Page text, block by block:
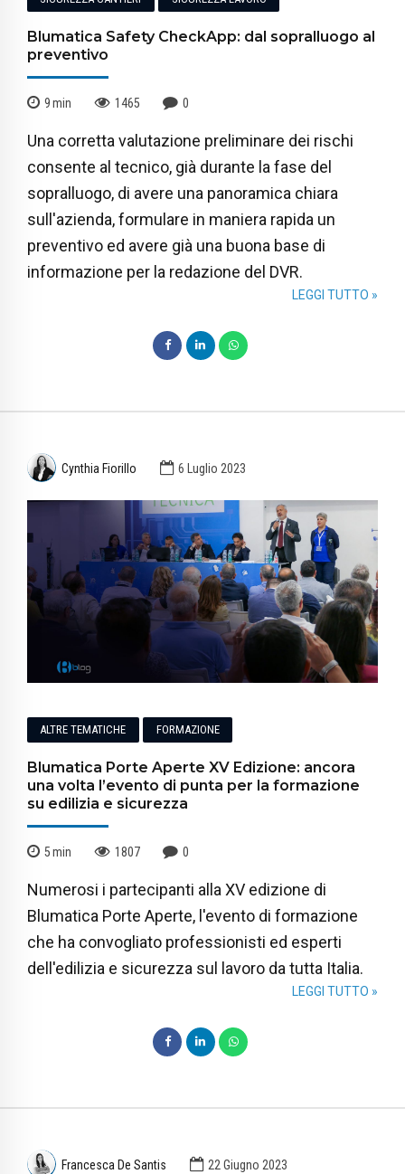
Blumatica Safety CheckApp: dal sopralluogo al
preventivo
9min 1465 0
Una corretta valutazione preliminare dei rischi
consente al tecnico, già durante la fase del
sopralluogo, di avere una panoramica chiara
sull'azienda, formulare in maniera rapida un
preventivo ed avere già una buona base di
informazione per la redazione del DVR.
LEGGI TUTTO »
Cynthia Fiorillo 6 Luglio 2023
ALTRE TEMATICHE FORMAZIONE
Blumatica Porte Aperte XV Edizione: ancora
una volta l’evento di punta per la formazione
su edilizia e sicurezza
5min 1807 0
Numerosi i partecipanti alla XV edizione di
Blumatica Porte Aperte, l'evento di formazione
che ha convogliato professionisti ed esperti
dell'edilizia e sicurezza sul lavoro da tutta Italia.
LEGGI TUTTO »
Francesca De Santis 22 Giugno 2023